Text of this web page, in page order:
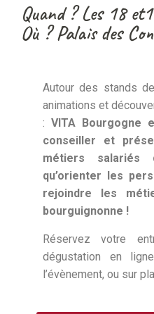
Quand ? Les 18
Où ? Palais des
Autour des stands
animations et
: VITA Bourgogne
conseiller et
métiers
qu’orienter les
rejoindre les
bourguignonne !
Réservez votre
dégustation en
l’évènement, ou sur